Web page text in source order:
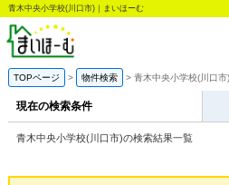
青木中央小学校(川口市)｜まいほーむ
TOPページ 物件検索 青木中央小学校(川口
現在の検索条件
青木中央小学校(川口市)の検索結果一覧